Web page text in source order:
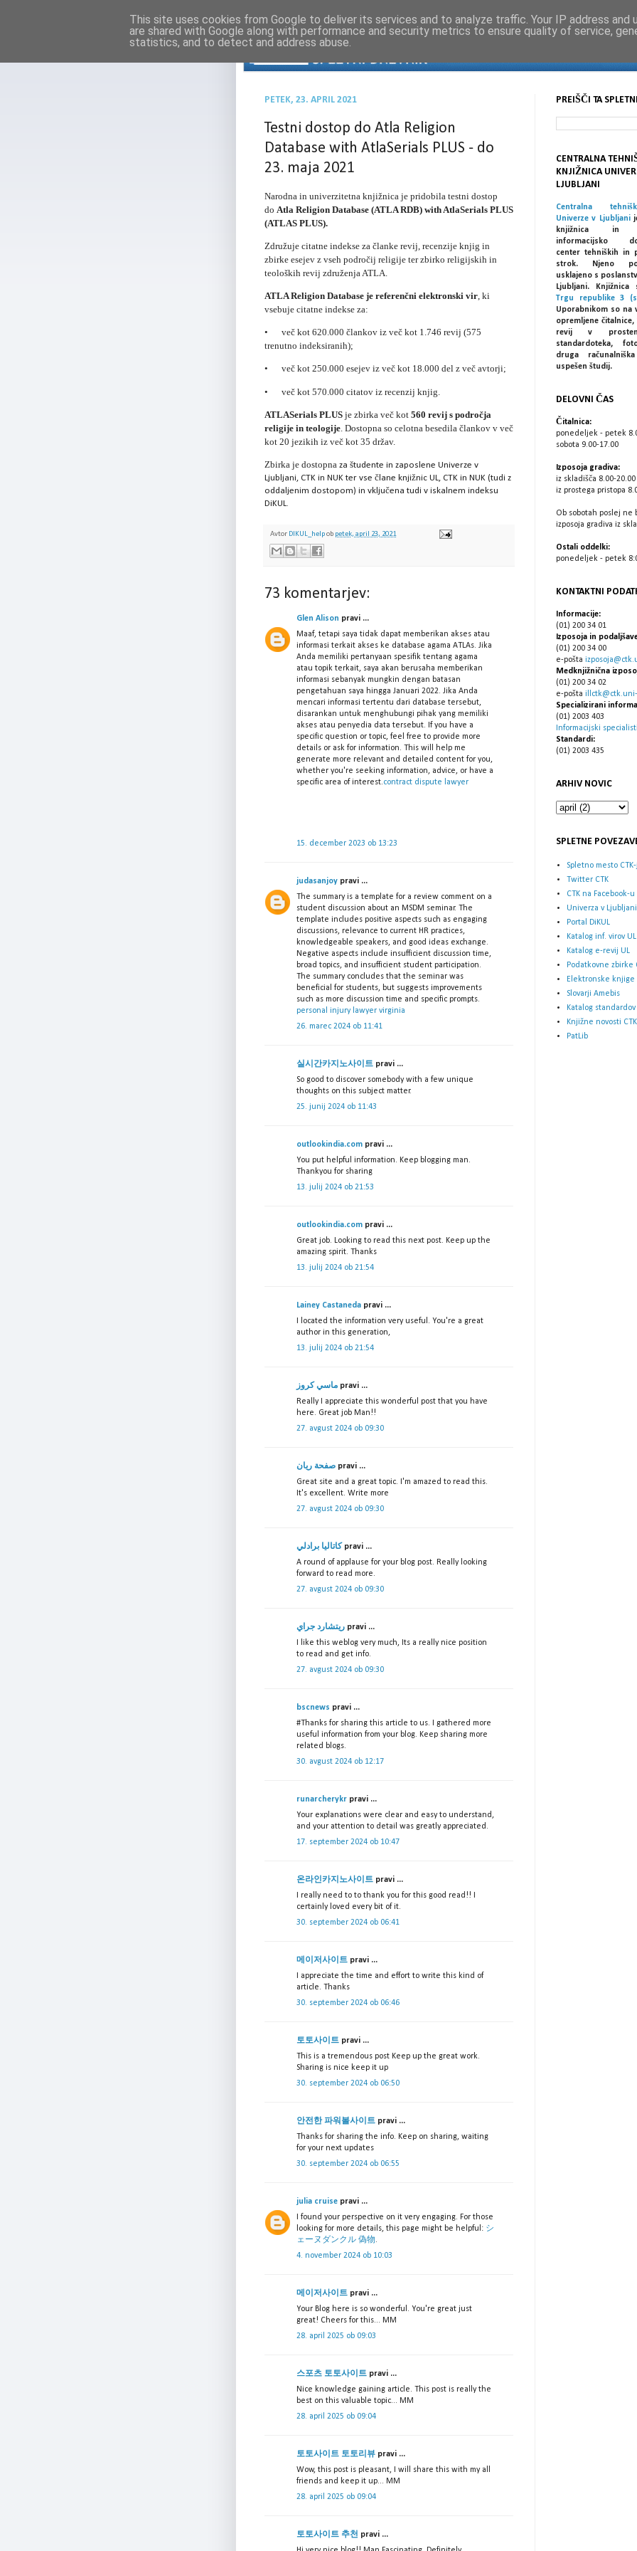
PETEK, 23. APRIL 2021
Testni dostop do Atla Religion
Database with AtlaSerials PLUS - do
23. maja 2021
Narodna in univerzitetna knjižnica je pridobila testni dostop
do Atla Religion Database (ATLA RDB) with AtlaSerials PLUS
(ATLAS PLUS).
Združuje citatne indekse za članke revij, recenzije knjig in
zbirke esejev z vseh področij religije ter zbirko religijskih in
teoloških revij združenja ATLA.
ATLA Religion Database je referenčni elektronski vir, ki
vsebuje citatne indekse za:
•
več kot 620.000 člankov iz več kot 1.746 revij (575
trenutno indeksiranih);
• več kot 250.000 esejev iz več kot 18.000 del z več avtorji;
• več kot 570.000 citatov iz recenzij knjig.
ATLASerials PLUS je zbirka več kot 560 revij s področja
religije in teologije . Dostopna so celotna besedila člankov v več
kot 20 jezikih iz več kot 35 držav.
Zbirka je dostopna za študente in zaposlene Univerze v
Ljubljani, CTK in NUK ter vse člane knjižnic UL, CTK in NUK (tudi z
oddaljenim dostopom) in vključena tudi v iskalnem indeksu
DiKUL.
Avtor DIKUL_helpob petek, april 23, 2021
73 komentarjev:
Glen Alison pravi ...
Maaf, tetapi saya tidak dapat memberikan akses atau
informasi terkait akses ke database agama ATLAs. Jika
Anda memiliki pertanyaan spesifik tentang agama
atau topik terkait, saya akan berusaha memberikan
informasi sebanyak mungkin dengan batasan
pengetahuan saya hingga Januari 2022. Jika Anda
mencari informasi tertentu dari database tersebut,
disarankan untuk menghubungi pihak yang memiliki
akses atau penyedia data tersebut. If you have a
specific question or topic, feel free to provide more
details or ask for information. This will help me
generate more relevant and detailed content for you,
whether you're seeking information, advice, or have a
specific area of interest.contract dispute lawyer
15. december 2023 ob 13:23
judasanjoy pravi ...
The summary is a template for a review comment on a
student discussion about an MSDM seminar. The
template includes positive aspects such as engaging
discussions, relevance to current HR practices,
knowledgeable speakers, and good ideas exchange.
Negative aspects include insufficient discussion time,
broad topics, and insufficient student participation.
The summary concludes that the seminar was
beneficial for students, but suggests improvements
such as more discussion time and specific prompts.
personal injury lawyer virginia
26. marec 2024 ob 11:41
실시간카지노사이트 pravi ...
So good to discover somebody with a few unique
thoughts on this subject matter.
25. junij 2024 ob 11:43
outlookindia.com pravi ...
You put helpful information. Keep blogging man.
Thankyou for sharing
13. julij 2024 ob 21:53
outlookindia.com pravi ...
Great job. Looking to read this next post. Keep up the
amazing spirit. Thanks
13. julij 2024 ob 21:54
Lainey Castaneda pravi ...
I located the information very useful. You're a great
author in this generation,
13. julij 2024 ob 21:54
ماسي كروز pravi ...
Really I appreciate this wonderful post that you have
here. Great job Man!!
27. avgust 2024 ob 09:30
صفحة ريان pravi ...
Great site and a great topic. I'm amazed to read this.
It's excellent. Write more
27. avgust 2024 ob 09:30
كاتاليا برادلي pravi ...
A round of applause for your blog post. Really looking
forward to read more.
27. avgust 2024 ob 09:30
ريتشارد جراي pravi ...
I like this weblog very much, Its a really nice position
to read and get info.
27. avgust 2024 ob 09:30
bscnews pravi ...
#Thanks for sharing this article to us. I gathered more
useful information from your blog. Keep sharing more
related blogs.
30. avgust 2024 ob 12:17
runarcherykr pravi ...
Your explanations were clear and easy to understand,
and your attention to detail was greatly appreciated.
17. september 2024 ob 10:47
온라인카지노사이트 pravi ...
I really need to to thank you for this good read!! I
certainly loved every bit of it.
30. september 2024 ob 06:41
메이저사이트 pravi ...
I appreciate the time and effort to write this kind of
article. Thanks
30. september 2024 ob 06:46
토토사이트 pravi ...
This is a tremendous post Keep up the great work.
Sharing is nice keep it up
30. september 2024 ob 06:50
안전한 파워볼사이트 pravi ...
Thanks for sharing the info. Keep on sharing, waiting
for your next updates
30. september 2024 ob 06:55
julia cruise pravi ...
I found your perspective on it very engaging. For those
looking for more details, this page might be helpful: シ
ェーヌダンクル 偽物 .
4. november 2024 ob 10:03
메이저사이트 pravi ...
Your Blog here is so wonderful. You're great just
great! Cheers for this... MM
28. april 2025 ob 09:03
스포츠 토토사이트 pravi ...
Nice knowledge gaining article. This post is really the
best on this valuable topic... MM
28. april 2025 ob 09:04
토토사이트 토토리뷰 pravi ...
Wow, this post is pleasant, I will share this with my all
friends and keep it up... MM
28. april 2025 ob 09:04
토토사이트 추천 pravi ...
PREIŠČI TA
CENTRALNA
KNJIŽNICA
LJUBLJANI
Centralna
Univerze v Ljubljani
knjižnica in
informacijsko
center tehniških in
strok. Njeno
usklajeno s
Ljubljani.
Trgu republike 3
Uporabnikom so na
opremljene čitalnice,
revij v
standardoteka,
druga
uspešen študij.
DELOVNI ČAS
Čitalnica:
ponedeljek - petek
sobota 9.00-17.00
Izposoja gradiva:
iz skladišča 8.00-20.00
iz prostega pristopa
Ob sobotah poslej ne
izposoja gradiva iz
Ostali oddelki:
ponedeljek - petek
KONTAKTNI
Informacije:
(01) 200 34 01
Izposoja in
(01) 200 34 00
e-pošta
Medknjižnična
(01) 200 34 02
e-pošta
Specializirani
(01) 2003 403
Informacijski specialisti
Standardi:
(01) 2003 435
ARHIV NOVIC
SPLETNE
Spletno mesto
Twitter CTK
CTK na Facebook-u
Univerza v Ljubljani
Portal DiKUL
Katalog inf. virov UL
Katalog e-revij UL
Podatkovne zbirke
Elektronske knjige
Slovarji Amebis
Katalog standardov
Knjižne novosti
PatLib
This site uses cookies from Google to deliver its services and to analyze traffic. Your IP address and
are shared with Google along with performance and security metrics to ensure quality of service,
statistics, and to detect and address abuse.